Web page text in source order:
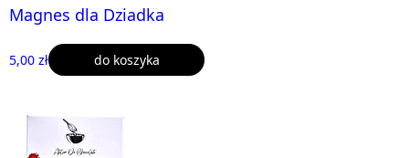
Magnes dla Dziadka
5,00 zł do koszyka